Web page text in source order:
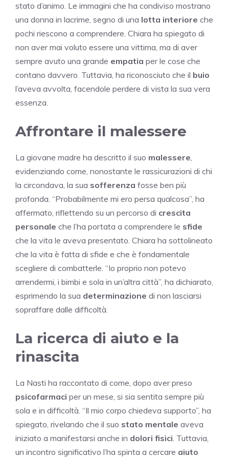
stato d’animo. Le immagini che ha condiviso mostrano
una donna in lacrime, segno di una lotta interiore che
pochi riescono a comprendere. Chiara ha spiegato di
non aver mai voluto essere una vittima, ma di aver
sempre avuto una grande empatia per le cose che
contano davvero. Tuttavia, ha riconosciuto che il buio
l’aveva avvolta, facendole perdere di vista la sua vera
essenza.
Affrontare il malessere
La giovane madre ha descritto il suo malessere,
evidenziando come, nonostante le rassicurazioni di chi
la circondava, la sua sofferenza fosse ben più
profonda. “Probabilmente mi ero persa qualcosa”, ha
affermato, riflettendo su un percorso di crescita
personale che l’ha portata a comprendere le sfide
che la vita le aveva presentato. Chiara ha sottolineato
che la vita è fatta di sfide e che è fondamentale
scegliere di combatterle. “Io proprio non potevo
arrendermi, i bimbi e sola in un’altra città”, ha dichiarato,
esprimendo la sua determinazione di non lasciarsi
sopraffare dalle difficoltà.
La ricerca di aiuto e la
rinascita
La Nasti ha raccontato di come, dopo aver preso
psicofarmaci per un mese, si sia sentita sempre più
sola e in difficoltà. “Il mio corpo chiedeva supporto”, ha
spiegato, rivelando che il suo stato mentale aveva
iniziato a manifestarsi anche in dolori fisici. Tuttavia,
un incontro significativo l’ha spinta a cercare aiuto